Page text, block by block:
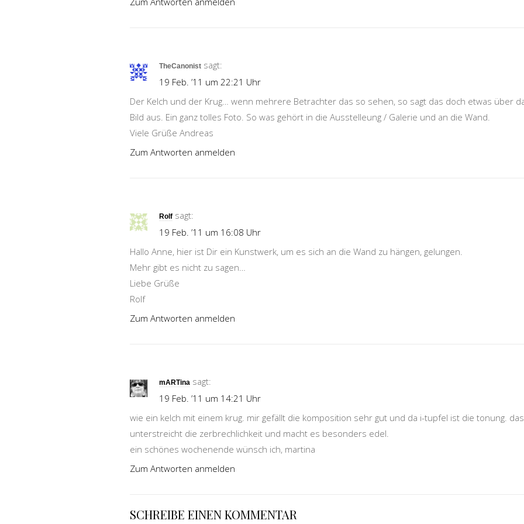
TheCanonist sagt:
19 Feb. ’11 um 22:21 Uhr
Der Kelch und der Krug… wenn mehrere Betrachter das so sehen, so sagt das doch etwas über
Bild aus. Ein ganz tolles Foto. So was gehört in die Ausstelleung / Galerie und an die Wand.
Viele Grüße Andreas
Zum Antworten anmelden
Rolf sagt:
19 Feb. ’11 um 16:08 Uhr
Hallo Anne, hier ist Dir ein Kunstwerk, um es sich an die Wand zu hängen, gelungen.
Mehr gibt es nicht zu sagen…
Liebe Grüße
Rolf
Zum Antworten anmelden
mARTina sagt:
19 Feb. ’11 um 14:21 Uhr
wie ein kelch mit einem krug. mir gefällt die komposition sehr gut und da i-tupfel ist die tonung. das
unterstreicht die zerbrechlichkeit und macht es besonders edel.
ein schönes wochenende wünsch ich, martina
Zum Antworten anmelden
SCHREIBE EINEN KOMMENTAR